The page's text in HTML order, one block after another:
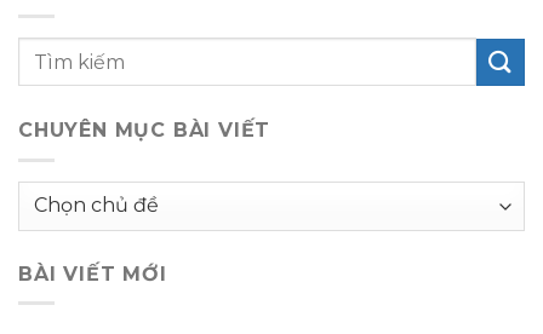
CHUYÊN MỤC BÀI VIẾT
Chuyên
viết
BÀI VIẾT MỚI